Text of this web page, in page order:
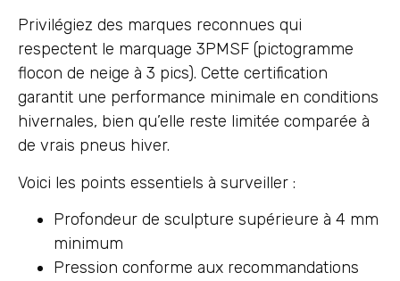
Privilégiez des marques reconnues qui
respectent le marquage 3PMSF (pictogramme
flocon de neige à 3 pics). Cette certification
garantit une performance minimale en conditions
hivernales, bien qu’elle reste limitée comparée à
de vrais pneus hiver.
Voici les points essentiels à surveiller :
Profondeur de sculpture supérieure à 4 mm
minimum
Pression conforme aux recommandations